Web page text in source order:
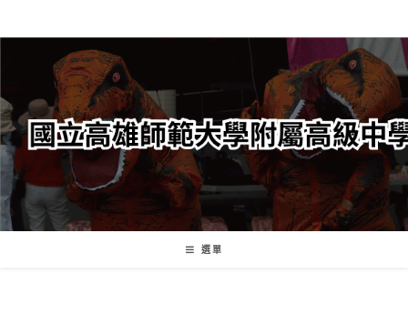
轉
要
內
容
選單